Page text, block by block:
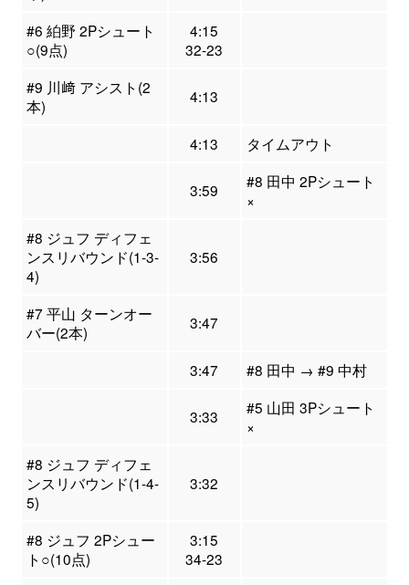
#6 絈野 2Pシュート
○(9点)
4:15
32-23
#9 川﨑 アシスト(2
本)
4:13
4:13 タイムアウト
3:59
#8 田中 2Pシュート
×
#8 ジュフ ディフェ
ンスリバウンド(1-3-
4)
3:56
#7 平山 ターンオー
バー(2本)
3:47
3:47 #8 田中 → #9 中村
3:33
#5 山田 3Pシュート
×
#8 ジュフ ディフェ
ンスリバウンド(1-4-
5)
3:32
#8 ジュフ 2Pシュー
ト○(10点)
3:15
34-23